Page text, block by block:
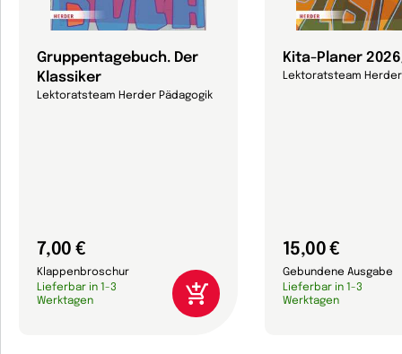
Gruppentagebuch. Der
Klassiker
Lektoratsteam Herder Pädagogik
7,00 €
Klappenbroschur
Lieferbar in 1-3
Werktagen
Kita-Planer
Lektoratsteam Herder
15,00 €
Gebundene Ausgabe
Lieferbar in 1-3
Werktagen